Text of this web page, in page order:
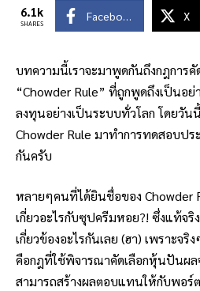
6.1k
SHARES
Facebook X
บทความนี้เราจะมาพูดกันถึงกฎการ
“Chowder Rule” ที่ถูกพูดถึงเป็นอ
ลงทุนอย่างเป็นระบบทั่วโลก โดยวัน
Chowder Rule มาทำการทดสอบป
กันครับ
หลายๆคนที่ได้ยินชื่อของ Chowder
เกี่ยวอะไรกับซุปครีมหอย?! ซึ่งแท้จ
เกี่ยวข้องอะไรกันเลย (ฮา) เพราะจ
คือกฎที่ใช้พิจารณาคัดเลือกหุ้นปันผ
สามารถสร้างผลตอบแทนให้กับพอร์